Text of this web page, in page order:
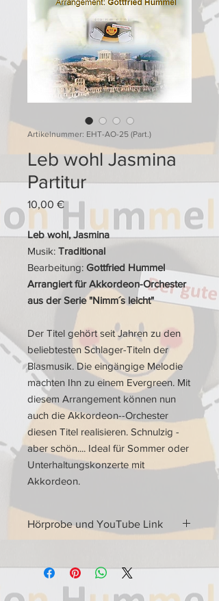
Artikelnummer: EHT-AO-25 (Part.)
Leb wohl Jasmina
Partitur
10,00 €Preis
Leb wohl, Jasmina
Musik: Traditional
Bearbeitung: Gottfried Hummel
Arrangiert für Akkordeon-Orchester
aus der Serie "Nimm´s leicht"
Der Titel gehört seit Jahren zu den
beliebtesten Schlager-Titeln der
Blasmusik. Die eingängige Melodie
machten Ihn zu einem Evergreen. Mit
diesem Arrangement können nun
auch die Akkordeon--Orchester
diesen Titel realisieren. Schnulzig -
aber schön.... Ideal für Sommer oder
Unterhaltungskonzerte mit
Akkordeon.
Hörprobe und YouTube Link